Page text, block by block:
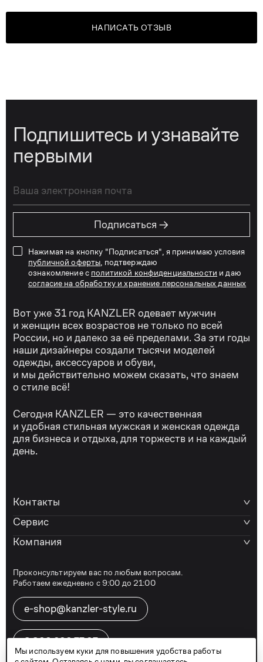
НАПИСАТЬ ОТЗЫВ
Подпишитесь и узнавайте
первыми
Подписаться →
Нажимая на кнопку "Подписаться", я принимаю условия
публичной оферты , подтверждаю
ознакомление с политикой конфиденциальности и даю
согласие на обработку и хранение персональных данных
Вот уже 31 год KANZLER одевает мужчин
и женщин всех возрастов не только по всей
России, но и далеко за её пределами. За эти годы
наши дизайнеры создали тысячи моделей
одежды, аксессуаров и обуви,
и мы действительно можем сказать, что знаем
о стиле всё!
Сегодня KANZLER — это качественная
и удобная стильная мужская и женская одежда
для бизнеса и отдыха, для торжеств и на каждый
день.
Контакты
Сервис
Компания
Проконсультируем вас по любым вопросам.
Работаем ежедневно с 9:00 до 21:00
e-shop@kanzler-style.ru
8 800 600 77 07
Мы используем куки для повышения удобства работы